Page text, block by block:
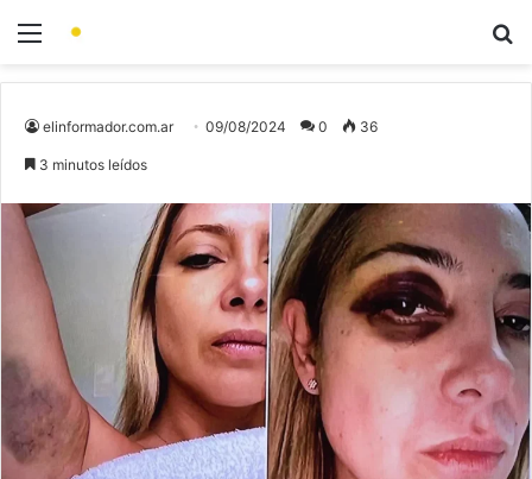
elinformador.com.ar 09/08/2024 0 36
3 minutos leídos